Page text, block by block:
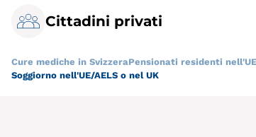
Cittadini privati
Cure mediche in SvizzeraPensionati residenti
Soggiorno nell'UE/AELS o nel UK